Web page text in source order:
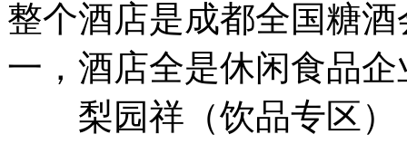
整个酒店是成都全国糖
一，酒店全是休闲食品企
梨园祥（饮品专区）